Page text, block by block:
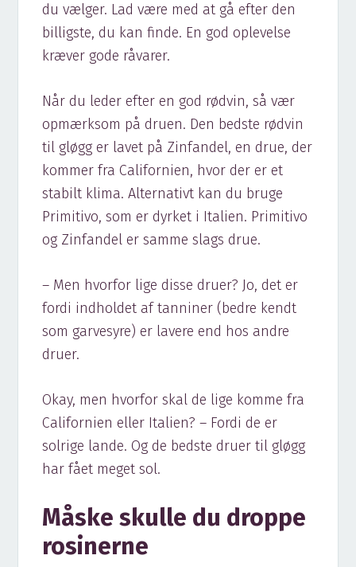
du vælger. Lad være med at gå efter den
billigste, du kan finde. En god oplevelse
kræver gode råvarer.
Når du leder efter en god rødvin, så vær
opmærksom på druen. Den bedste rødvin
til gløgg er lavet på Zinfandel, en drue, der
kommer fra Californien, hvor der er et
stabilt klima. Alternativt kan du bruge
Primitivo, som er dyrket i Italien. Primitivo
og Zinfandel er samme slags drue.
– Men hvorfor lige disse druer? Jo, det er
fordi indholdet af tanniner (bedre kendt
som garvesyre) er lavere end hos andre
druer.
Okay, men hvorfor skal de lige komme fra
Californien eller Italien? – Fordi de er
solrige lande. Og de bedste druer til gløgg
har fået meget sol.
Måske skulle du droppe
rosinerne